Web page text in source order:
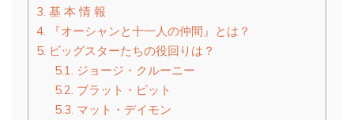
3. 基 本 情 報
4.
『オーシャンと十一人の仲間』とは？
5. ビッグスターたちの役回りは？
5.1.
ジョージ・クルーニー
5.2. ブラット・ピット
5.3. マット・デイモン